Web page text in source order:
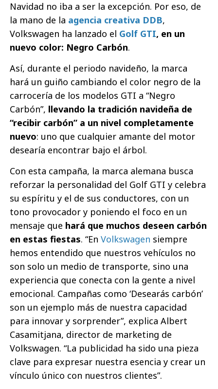
Navidad no iba a ser la excepción. Por eso, de
la mano de la agencia creativa DDB,
Volkswagen ha lanzado el Golf GTI, en un
nuevo color: Negro Carbón.
Así, durante el periodo navideño, la marca
hará un guiño cambiando el color negro de la
carrocería de los modelos GTI a “Negro
Carbón”, llevando la tradición navideña de
“recibir carbón” a un nivel completamente
nuevo: uno que cualquier amante del motor
desearía encontrar bajo el árbol.
Con esta campaña, la marca alemana busca
reforzar la personalidad del Golf GTI y celebra
su espíritu y el de sus conductores, con un
tono provocador y poniendo el foco en un
mensaje que hará que muchos deseen carbón
en estas fiestas. “En Volkswagen siempre
hemos entendido que nuestros vehículos no
son solo un medio de transporte, sino una
experiencia que conecta con la gente a nivel
emocional. Campañas como ‘Desearás carbón’
son un ejemplo más de nuestra capacidad
para innovar y sorprender”, explica Albert
Casamitjana, director de marketing de
Volkswagen. “La publicidad ha sido una pieza
clave para expresar nuestra esencia y crear un
vínculo único con nuestros clientes”.